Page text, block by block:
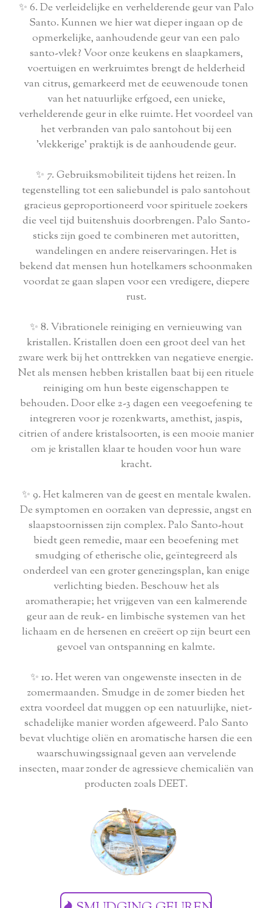
✨ 6. De verleidelijke en verhelderende geur van Palo
Santo. Kunnen we hier wat dieper ingaan op de
opmerkelijke, aanhoudende geur van een palo
santo-vlek? Voor onze keukens en slaapkamers,
voertuigen en werkruimtes brengt de helderheid
van citrus, gemarkeerd met de eeuwenoude tonen
van het natuurlijke erfgoed, een unieke,
verhelderende geur in elke ruimte. Het voordeel van
het verbranden van palo santohout bij een
'vlekkerige' praktijk is de aanhoudende geur.
✨ 7. Gebruiksmobiliteit tijdens het reizen. In
tegenstelling tot een saliebundel is palo santohout
gracieus geproportioneerd voor spirituele zoekers
die veel tijd buitenshuis doorbrengen. Palo Santo-
sticks zijn goed te combineren met autoritten,
wandelingen en andere reiservaringen. Het is
bekend dat mensen hun hotelkamers schoonmaken
voordat ze gaan slapen voor een vredigere, diepere
rust.
✨ 8. Vibrationele reiniging en vernieuwing van
kristallen. Kristallen doen een groot deel van het
zware werk bij het onttrekken van negatieve energie.
Net als mensen hebben kristallen baat bij een rituele
reiniging om hun beste eigenschappen te
behouden. Door elke 2-3 dagen een veegoefening te
integreren voor je rozenkwarts, amethist, jaspis,
citrien of andere kristalsoorten, is een mooie manier
om je kristallen klaar te houden voor hun ware
kracht.
✨ 9. Het kalmeren van de geest en mentale kwalen.
De symptomen en oorzaken van depressie, angst en
slaapstoornissen zijn complex. Palo Santo-hout
biedt geen remedie, maar een beoefening met
smudging of etherische olie, geïntegreerd als
onderdeel van een groter genezingsplan, kan enige
verlichting bieden. Beschouw het als
aromatherapie; het vrijgeven van een kalmerende
geur aan de reuk- en limbische systemen van het
lichaam en de hersenen en creëert op zijn beurt een
gevoel van ontspanning en kalmte.
✨ 10. Het weren van ongewenste insecten in de
zomermaanden. Smudge in de zomer bieden het
extra voordeel dat muggen op een natuurlijke, niet-
schadelijke manier worden afgeweerd. Palo Santo
bevat vluchtige oliën en aromatische harsen die een
waarschuwingssignaal geven aan vervelende
insecten, maar zonder de agressieve chemicaliën van
producten zoals DEET.